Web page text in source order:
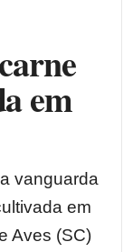
em
vanguarda
em
Aves (SC)